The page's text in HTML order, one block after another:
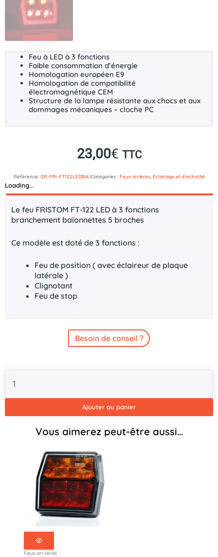
Feu à LED à 3 fonctions
Faible consommation d’énergie
Homologation européen E9
Homologation de compatibilité
électromagnétique CEM
Structure de la lampe résistante aux chocs et aux
dommages mécaniques – cloche PC
23,00€ TTC
Référence: GR-FRI-FT122LEDBAJCatégories : Feux arrières, Eclairage et électricité
Loading...
Description
Le feu FRISTOM FT-122 LED à 3 fonctions
branchement baïonnettes 5 broches
Ce modèle est doté de 3 fonctions :
Feu de position ( avec éclaireur de plaque
latérale )
Clignotant
Feu de stop
Besoin de conseil ?
FT-
Ajouter au panier
Vous aimerez peut-être aussi…
Feux arrières